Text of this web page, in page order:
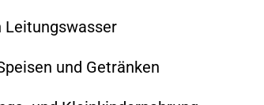
Leitungswasser
und Getränken